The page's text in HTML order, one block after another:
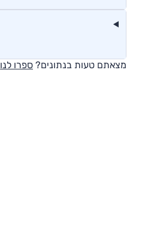
מצאתם טעות בנתונים? ספרו לנו